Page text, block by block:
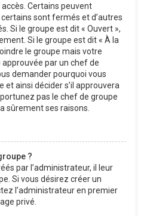
Certains peuvent
sont fermés et d’autres
Si le groupe est dit « Ouvert »,
Si le groupe est dit « À la
le groupe mais votre
par un chef de
demander pourquoi vous
ainsi décider s’il approuvera
pas le chef de groupe
sûrement ses raisons.
?
par l’administrateur, il leur
Si vous désirez créer un
l’administrateur en premier
privé.